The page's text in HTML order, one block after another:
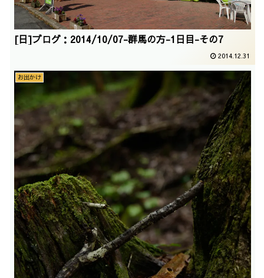
[日]ブログ：2014/10/07-群馬の方-1日目-その7
2014.12.31
お出かけ